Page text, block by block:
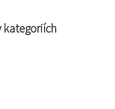
kategoriích